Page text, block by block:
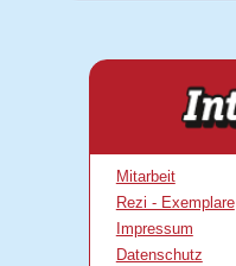
Mitarbeit
Rezi - Exemplare
Impressum
Datenschutz